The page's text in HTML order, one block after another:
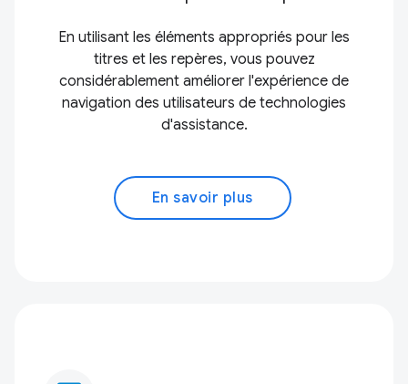
En utilisant les éléments appropriés pour les
titres et les repères, vous pouvez
considérablement améliorer l'expérience de
navigation des utilisateurs de technologies
d'assistance.
En savoir plus